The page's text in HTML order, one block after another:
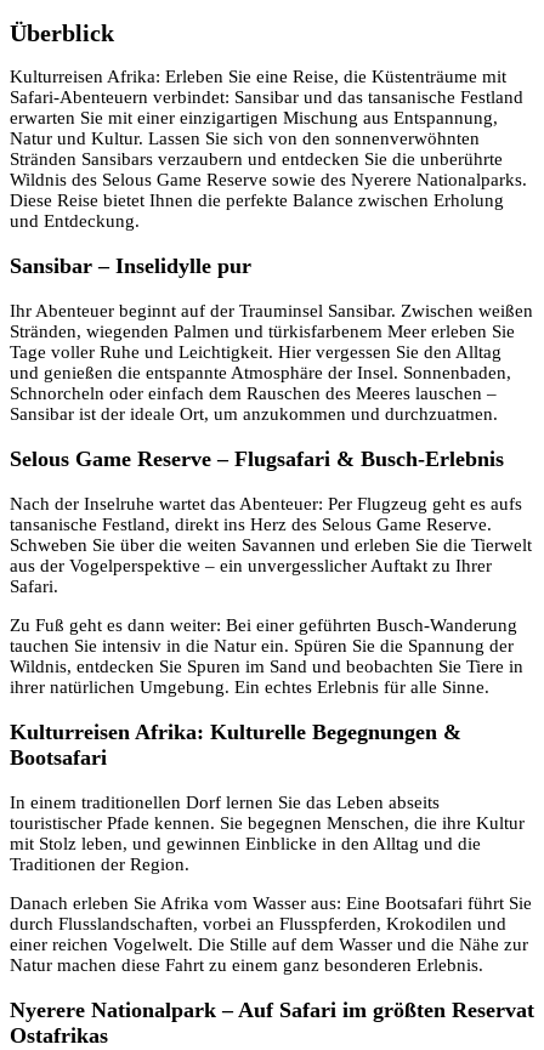
Überblick
Kulturreisen Afrika: Erleben Sie eine Reise, die Küstenträume mit
Safari-Abenteuern verbindet: Sansibar und das tansanische Festland
erwarten Sie mit einer einzigartigen Mischung aus Entspannung,
Natur und Kultur. Lassen Sie sich von den sonnenverwöhnten
Stränden Sansibars verzaubern und entdecken Sie die unberührte
Wildnis des Selous Game Reserve sowie des Nyerere Nationalparks.
Diese Reise bietet Ihnen die perfekte Balance zwischen Erholung
und Entdeckung.
Sansibar – Inselidylle pur
Ihr Abenteuer beginnt auf der Trauminsel Sansibar. Zwischen weißen
Stränden, wiegenden Palmen und türkisfarbenem Meer erleben Sie
Tage voller Ruhe und Leichtigkeit. Hier vergessen Sie den Alltag
und genießen die entspannte Atmosphäre der Insel. Sonnenbaden,
Schnorcheln oder einfach dem Rauschen des Meeres lauschen –
Sansibar ist der ideale Ort, um anzukommen und durchzuatmen.
Selous Game Reserve – Flugsafari & Busch-Erlebnis
Nach der Inselruhe wartet das Abenteuer: Per Flugzeug geht es aufs
tansanische Festland, direkt ins Herz des Selous Game Reserve.
Schweben Sie über die weiten Savannen und erleben Sie die Tierwelt
aus der Vogelperspektive – ein unvergesslicher Auftakt zu Ihrer
Safari.
Zu Fuß geht es dann weiter: Bei einer geführten Busch-Wanderung
tauchen Sie intensiv in die Natur ein. Spüren Sie die Spannung der
Wildnis, entdecken Sie Spuren im Sand und beobachten Sie Tiere in
ihrer natürlichen Umgebung. Ein echtes Erlebnis für alle Sinne.
Kulturreisen Afrika: Kulturelle Begegnungen &
Bootsafari
In einem traditionellen Dorf lernen Sie das Leben abseits
touristischer Pfade kennen. Sie begegnen Menschen, die ihre Kultur
mit Stolz leben, und gewinnen Einblicke in den Alltag und die
Traditionen der Region.
Danach erleben Sie Afrika vom Wasser aus: Eine Bootsafari führt Sie
durch Flusslandschaften, vorbei an Flusspferden, Krokodilen und
einer reichen Vogelwelt. Die Stille auf dem Wasser und die Nähe zur
Natur machen diese Fahrt zu einem ganz besonderen Erlebnis.
Nyerere Nationalpark – Auf Safari im größten Reservat
Ostafrikas